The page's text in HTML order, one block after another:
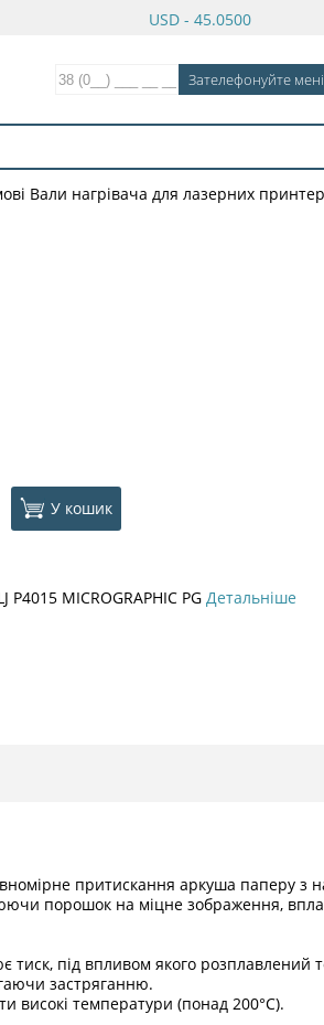
USD - 45.0500
Вали нагрівача для лазерних
У кошик
MICROGRAPHIC PG Детальніше
притискання аркуша паперу з
порошок на міцне зображення,
під впливом якого розплавлений
застряганню.
високі температури (понад 200°C).